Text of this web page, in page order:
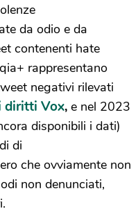
da odio e da
contenenti hate
rappresentano
negativi rilevati
diritti Vox, e nel 2023
disponibili i dati)
di
che ovviamente non
non denunciati,